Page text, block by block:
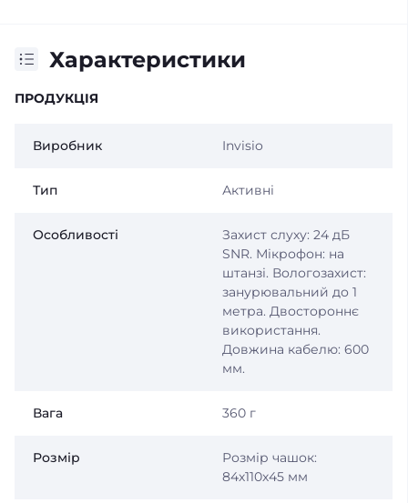
Характеристики
ПРОДУКЦІЯ
Виробник Invisio
Тип Активні
Особливості
Захист слуху: 24 дБ
SNR. Мікрофон: на
штанзі. Вологозахист:
занурювальний до 1
метра. Двостороннє
використання.
Довжина кабелю: 600
мм.
Вага 360 г
Розмір
Розмір чашок:
84х110х45 мм